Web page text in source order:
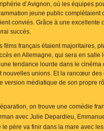
d’Avignon, où les équipes
jeune public complétaient
conviés. Grâce à une excellente
succès.
films français étaient majoritaires,
en Allemagne, qui sera en salle
tendance lourde dans le
unions. Et la rancœur
médiatique de son propre
on trouve une comédie
avec Julie Depardieu,
le père va finir dans la mare avec